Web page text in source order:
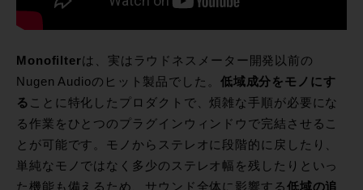
Monofilterは、実はラウドネスメーター開発以前の
Nugen Audioのヒット製品でした。 低域成分をモノにす
る ことに特化したプロダクトで、煩雑な手順が必要にな
る作業をひとつのプラグインウィンドウで完結させるこ
とが可能です。モノからステレオに段階的に戻したり、
単純なモノではなく多少のステレオ幅を残したりといっ
た機能も備えるため、サウンド全体に影響する低域の追